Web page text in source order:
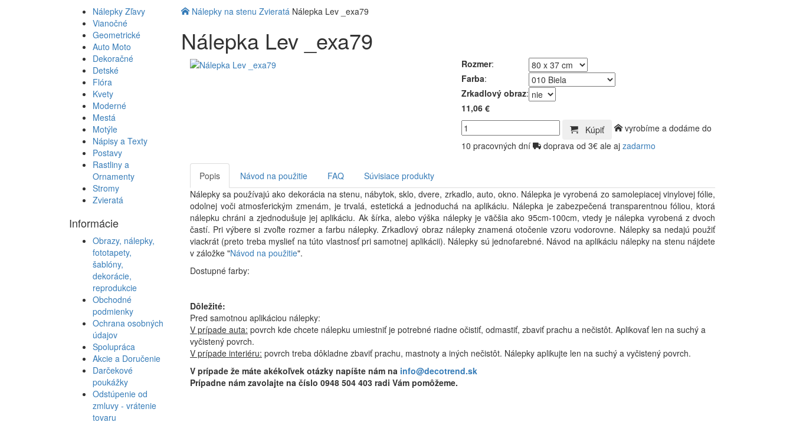
Nálepky Zľavy
Vianočné
Geometrické
Auto Moto
Dekoračné
Detské
Flóra
Kvety
Moderné
Mestá
Motýle
Nápisy a Texty
Postavy
Rastliny a
Ornamenty
Stromy
Zvieratá
Informácie
Obrazy, nálepky,
fototapety,
šablóny,
dekorácie,
reprodukcie
Obchodné
podmienky
Ochrana osobných
údajov
Spolupráca
Akcie a Doručenie
Darčekové
poukážky
Odstúpenie od
zmluvy - vrátenie
tovaru
Nálepky na stenu Zvieratá Nálepka Lev _exa79
Nálepka Lev _exa79
Rozmer:
Farba:
Zrkadlový obraz:
11,06 €
Kúpiť
vyrobíme a dodáme do
10 pracovných dní
doprava od 3€ ale aj zadarmo
Popis Návod na použitie FAQ
Súvisiace produkty
Nálepky sa používajú ako dekorácia na stenu, nábytok, sklo, dvere, zrkadlo, auto, okno. Nálepka je vyrobená zo samolepiacej vinylovej fólie,
odolnej voči atmosferickým zmenám, je trvalá, estetická a jednoduchá na aplikáciu. Nálepka je zabezpečená transparentnou fóliou, ktorá
nálepku chráni a zjednodušuje jej aplikáciu. Ak šírka, alebo výška nálepky je väčšia ako 95cm-100cm, vtedy je nálepka vyrobená z dvoch
častí. Pri výbere si zvoľte rozmer a farbu nálepky. Zrkadlový obraz nálepky znamená otočenie vzoru vodorovne. Nálepky sa nedajú použiť
viackrát (preto treba myslieť na túto vlastnosť pri samotnej aplikácii). Nálepky sú jednofarebné. Návod na aplikáciu nálepky na stenu nájdete
v záložke "Návod na použitie".
Dostupné farby:
Dôležité:
Pred samotnou aplikáciou nálepky:
V prípade auta: povrch kde chcete nálepku umiestniť je potrebné riadne očistiť, odmastiť, zbaviť prachu a nečistôt. Aplikovať len na suchý a
vyčistený povrch.
V prípade interiéru: povrch treba dôkladne zbaviť prachu, mastnoty a iných nečistôt. Nálepky aplikujte len na suchý a vyčistený povrch.
V prípade že máte akékoľvek otázky napíšte nám na info@decotrend.sk
Prípadne nám zavolajte na číslo 0948 504 403 radi Vám pomôžeme.